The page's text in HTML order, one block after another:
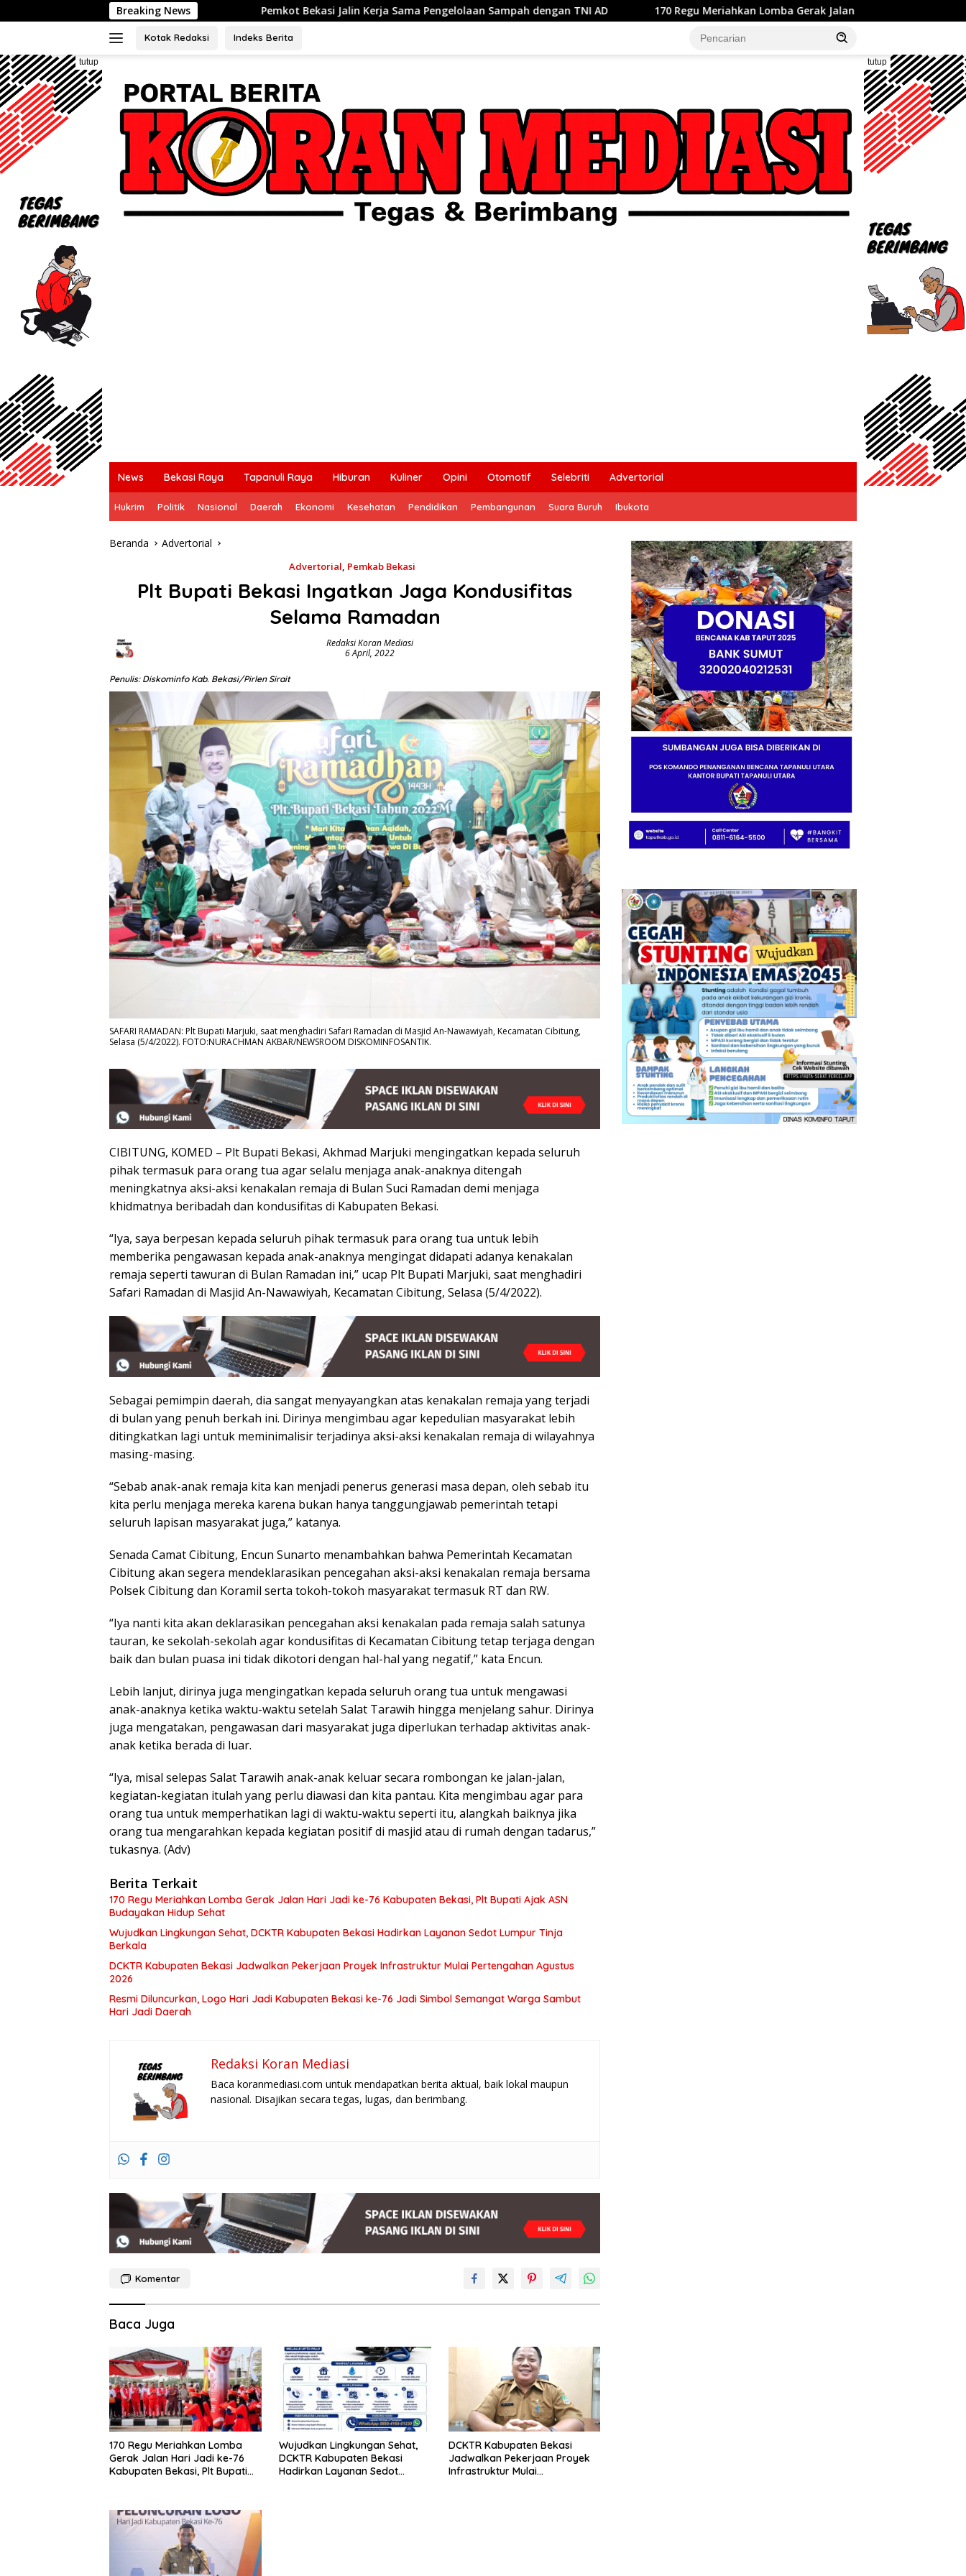
ke
Breaking News
Pemkot Bekasi Jalin Kerja Sama Pengelolaan Sampah dengan TNI AD 170 Regu Meriahkan Lomba Gerak Jalan Hari Jadi ke-76 Kabupaten Bekasi, Plt
Kotak Redaksi Indeks Berita
tutup tutup
News Bekasi Raya Tapanuli Raya Hiburan Kuliner Opini Otomotif Selebriti Advertorial
Hukrim Politik Nasional Daerah Ekonomi Kesehatan Pendidikan Pembangunan Suara Buruh Ibukota
Beranda Advertorial
Advertorial, Pemkab Bekasi
Plt Bupati Bekasi Ingatkan Jaga Kondusifitas
Selama Ramadan
Redaksi Koran Mediasi
6 April, 2022
Penulis: Diskominfo Kab. Bekasi/Pirlen Sirait
SAFARI RAMADAN: Plt Bupati Marjuki, saat menghadiri Safari Ramadan di Masjid An-Nawawiyah, Kecamatan Cibitung,
Selasa (5/4/2022). FOTO:NURACHMAN AKBAR/NEWSROOM DISKOMINFOSANTIK.
CIBITUNG, KOMED – Plt Bupati Bekasi, Akhmad Marjuki mengingatkan kepada seluruh
pihak termasuk para orang tua agar selalu menjaga anak-anaknya ditengah
meningkatnya aksi-aksi kenakalan remaja di Bulan Suci Ramadan demi menjaga
khidmatnya beribadah dan kondusifitas di Kabupaten Bekasi.
“Iya, saya berpesan kepada seluruh pihak termasuk para orang tua untuk lebih
memberika pengawasan kepada anak-anaknya mengingat didapati adanya kenakalan
remaja seperti tawuran di Bulan Ramadan ini,” ucap Plt Bupati Marjuki, saat menghadiri
Safari Ramadan di Masjid An-Nawawiyah, Kecamatan Cibitung, Selasa (5/4/2022).
Sebagai pemimpin daerah, dia sangat menyayangkan atas kenakalan remaja yang terjadi
di bulan yang penuh berkah ini. Dirinya mengimbau agar kepedulian masyarakat lebih
ditingkatkan lagi untuk meminimalisir terjadinya aksi-aksi kenakalan remaja di wilayahnya
masing-masing.
“Sebab anak-anak remaja kita kan menjadi penerus generasi masa depan, oleh sebab itu
kita perlu menjaga mereka karena bukan hanya tanggungjawab pemerintah tetapi
seluruh lapisan masyarakat juga,” katanya.
Senada Camat Cibitung, Encun Sunarto menambahkan bahwa Pemerintah Kecamatan
Cibitung akan segera mendeklarasikan pencegahan aksi-aksi kenakalan remaja bersama
Polsek Cibitung dan Koramil serta tokoh-tokoh masyarakat termasuk RT dan RW.
“Iya nanti kita akan deklarasikan pencegahan aksi kenakalan pada remaja salah satunya
tauran, ke sekolah-sekolah agar kondusifitas di Kecamatan Cibitung tetap terjaga dengan
baik dan bulan puasa ini tidak dikotori dengan hal-hal yang negatif,” kata Encun.
Lebih lanjut, dirinya juga mengingatkan kepada seluruh orang tua untuk mengawasi
anak-anaknya ketika waktu-waktu setelah Salat Tarawih hingga menjelang sahur. Dirinya
juga mengatakan, pengawasan dari masyarakat juga diperlukan terhadap aktivitas anak-
anak ketika berada di luar.
“Iya, misal selepas Salat Tarawih anak-anak keluar secara rombongan ke jalan-jalan,
kegiatan-kegiatan itulah yang perlu diawasi dan kita pantau. Kita mengimbau agar para
orang tua untuk memperhatikan lagi di waktu-waktu seperti itu, alangkah baiknya jika
orang tua mengarahkan kepada kegiatan positif di masjid atau di rumah dengan tadarus,”
tukasnya. (Adv)
Berita Terkait
170 Regu Meriahkan Lomba Gerak Jalan Hari Jadi ke-76 Kabupaten Bekasi, Plt Bupati Ajak ASN
Budayakan Hidup Sehat
Wujudkan Lingkungan Sehat, DCKTR Kabupaten Bekasi Hadirkan Layanan Sedot Lumpur Tinja
Berkala
DCKTR Kabupaten Bekasi Jadwalkan Pekerjaan Proyek Infrastruktur Mulai Pertengahan Agustus
2026
Resmi Diluncurkan, Logo Hari Jadi Kabupaten Bekasi ke-76 Jadi Simbol Semangat Warga Sambut
Hari Jadi Daerah
Redaksi Koran Mediasi
Baca koranmediasi.com untuk mendapatkan berita aktual, baik lokal maupun
nasional. Disajikan secara tegas, lugas, dan berimbang.
Komentar
Baca Juga
170 Regu Meriahkan Lomba
Gerak Jalan Hari Jadi ke-76
Kabupaten Bekasi, Plt Bupati
Wujudkan Lingkungan Sehat,
DCKTR Kabupaten Bekasi
Hadirkan Layanan Sedot
DCKTR Kabupaten Bekasi
Jadwalkan Pekerjaan Proyek
Infrastruktur Mulai